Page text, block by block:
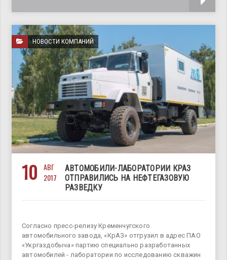
НОВОСТИ КОМПАНИЙ
10
АВГ
2017
АВТОМОБИЛИ-ЛАБОРАТОРИИ КРАЗ
ОТПРАВИЛИСЬ НА НЕФТЕГАЗОВУЮ
РАЗВЕДКУ
Согласно пресс-релизу Кременчугского
автомобильного завода, «КрАЗ» отгрузил в адрес ПАО
«Укргаздобыча» партию специально разработанных
автомобилей - лаборатории по исследованию скважин